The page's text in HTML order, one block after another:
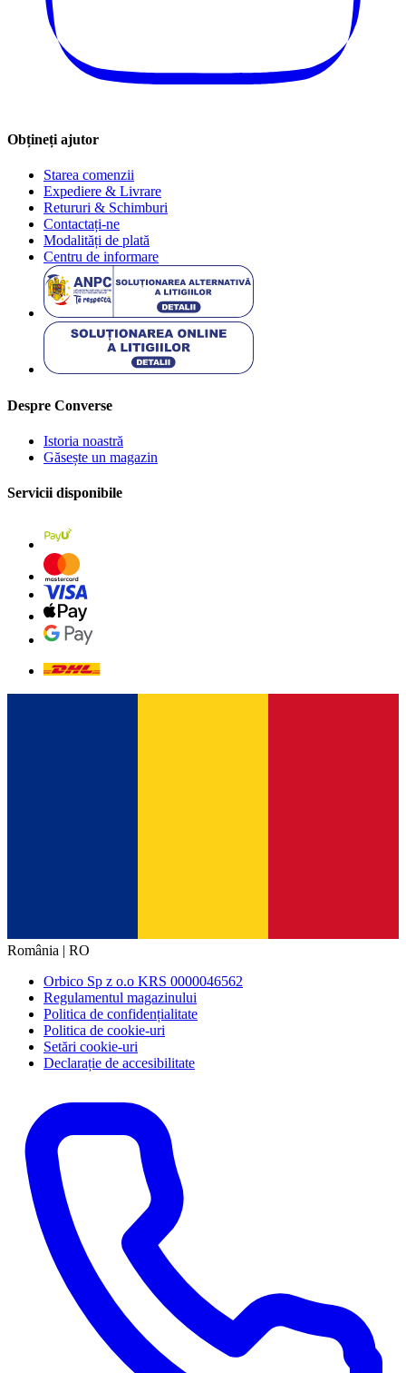
Obțineți ajutor
Starea comenzii
Expediere & Livrare
Retururi & Schimburi
Contactați-ne
Modalități de plată
Centru de informare
Despre Converse
Istoria noastră
Găsește un magazin
Servicii disponibile
România | RO
Orbico Sp z o.o KRS 0000046562
Regulamentul magazinului
Politica de confidențialitate
Politica de cookie-uri
Setări cookie-uri
Declarație de accesibilitate